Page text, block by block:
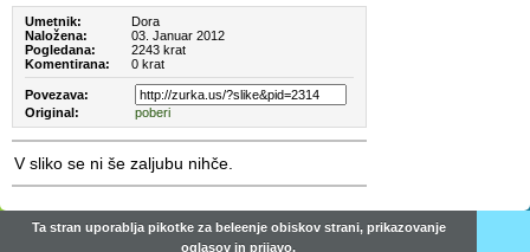
Umetnik:
Dora
Naložena:
03. Januar 2012
Pogledana:
2243 krat
Komentirana:
0 krat
Povezava:
Original:
poberi
V sliko se ni še zaljubu nihče.
Ta stran uporablja pikotke za beleenje obiskov strani, prikazovanje
oglasov in prijavo.